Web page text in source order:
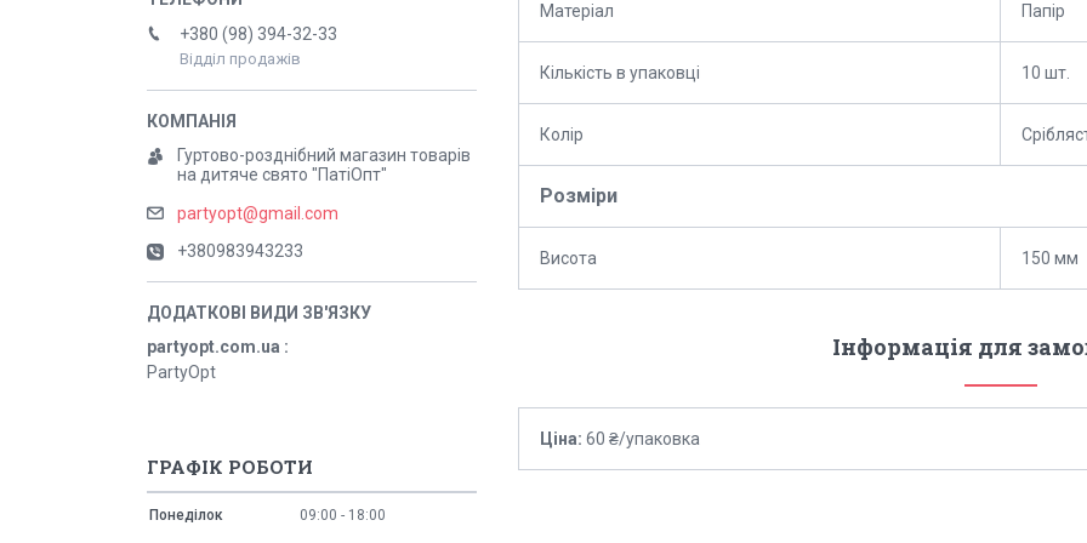
Матеріал Папір
Кількість в упаковці 10 шт.
Колір
Розміри
Висота 150 мм
Інформація для
Ціна: 60 ₴/упаковка
+380 (98) 394-32-33
Відділ продажів
Гуртово-розднібний магазин товарів
на дитяче свято "ПатіОпт"
partyopt@gmail.com
+380983943233
partyopt.com.ua
PartyOpt
ГРАФІК РОБОТИ
Понеділок 09:00 18:00